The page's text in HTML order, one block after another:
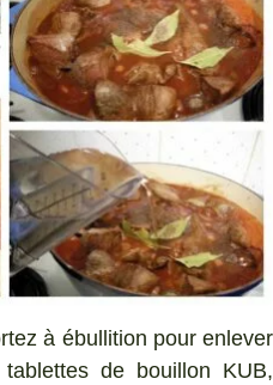
à ébullition pour enlever
de bouillon KUB,